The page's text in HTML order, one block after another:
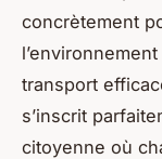
concrètement
transport
s’inscrit
citoyenne où